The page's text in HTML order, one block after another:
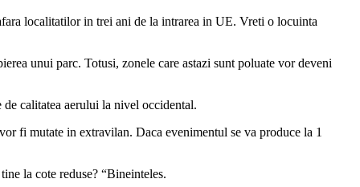
localitatilor in trei ani de la intrarea in UE. Vreti o locuinta
unui parc. Totusi, zonele care astazi sunt poluate vor deveni
calitatea aerului la nivel occidental.
fi mutate in extravilan. Daca evenimentul se va produce la 1
la cote reduse? “Bineinteles.